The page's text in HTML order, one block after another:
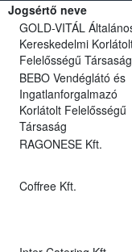
Jogsértő neve
GOLD-VITÁL
Kereskedelmi
Felelősségű Társaság
BEBO Vendéglátó és
Ingatlanforgalmazó
Korlátolt Felelősségű
Társaság
RAGONESE Kft.
Coffree Kft.